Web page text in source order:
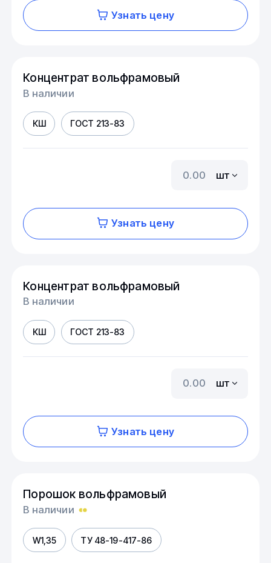
Узнать цену
Концентрат вольфрамовый
В наличии
КШ ГОСТ 213-83
шт
Узнать цену
Концентрат вольфрамовый
В наличии
КШ ГОСТ 213-83
шт
Узнать цену
Порошок вольфрамовый
В наличии
W1,35 ТУ 48-19-417-86